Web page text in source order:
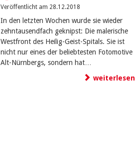
Veröffentlicht am 28.12.2018
In den letzten Wochen wurde sie wieder
zehntausendfach geknipst: Die malerische
Westfront des Heilig-Geist-Spitals. Sie ist
nicht nur eines der beliebtesten Fotomotive
Alt-Nürnbergs, sondern hat…
weiterlesen